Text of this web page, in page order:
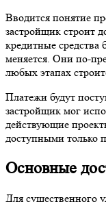
Вводится понятие
застройщик строит
кредитные средства
меняется. Они по-
любых этапах
Платежи будут
застройщик мог
действующие
доступными только
Основные
Для существенного